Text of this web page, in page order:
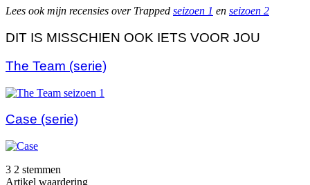
Lees ook mijn recensies over Trapped seizoen 1 en seizoen 2
DIT IS MISSCHIEN OOK IETS VOOR JOU
The Team (serie)
Case (serie)
3 2 stemmen
Artikel waardering